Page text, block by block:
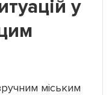
у
міським